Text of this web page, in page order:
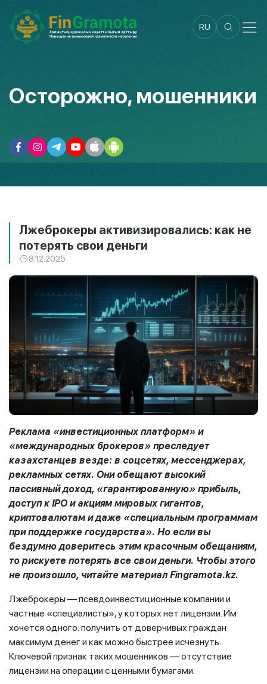
RU
Осторожно, мошенники
Лжеброкеры активизировались: как не
потерять свои деньги
8.12.2025
Реклама «инвестиционных платформ» и
«международных брокеров» преследует
казахстанцев везде: в соцсетях, мессенджерах,
рекламных сетях. Они обещают высокий
пассивный доход, «гарантированную» прибыль,
доступ к IPO и акциям мировых гигантов,
криптовалютам и даже «специальным программам
при поддержке государства». Но если вы
бездумно доверитесь этим красочным обещаниям,
то рискуете потерять все свои деньги. Чтобы этого
не произошло, читайте материал Fingramota.kz.
Лжеброкеры — псевдоинвестиционные компании и
частные «специалисты», у которых нет лицензии. Им
хочется одного: получить от доверчивых граждан
максимум денег и как можно быстрее исчезнуть.
Ключевой признак таких мошенников — отсутствие
лицензии на операции с ценными бумагами.